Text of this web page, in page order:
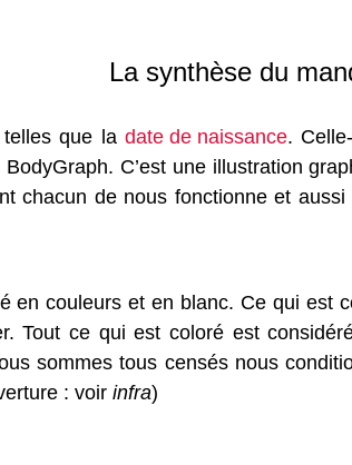
La synthèse du
que la date de naissance.
C’est une illustration
chacun de nous fonctionne et
en couleurs et en blanc. Ce qui est
Tout ce qui est coloré est
sommes tous censés nous
: voir infra)